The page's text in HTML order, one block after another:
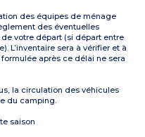
des équipes de ménage
des éventuelles
votre départ (si départ entre
L’inventaire sera à vérifier et à
après ce délai ne sera
la circulation des véhicules
du camping.
saison